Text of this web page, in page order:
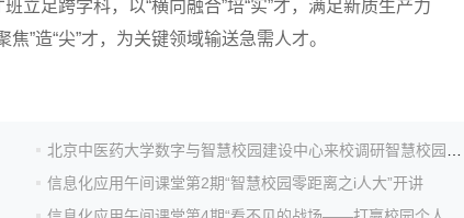
立足跨学科，以“横向融合”培“实”才，满足新质生产力
”造“尖”才，为关键领域输送急需人才。
信息化应用午间课堂第2期“智慧校园零距离之i人大”开讲